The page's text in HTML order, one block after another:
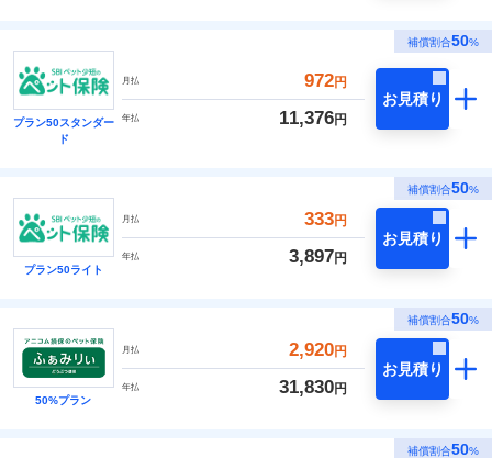
補償割合50%
プラン50スタンダー
ド
月払 972円
年払 11,376円
お見積り
補償割合50%
プラン50ライト
月払 333円
年払 3,897円
お見積り
補償割合50%
50%プラン
月払 2,920円
年払 31,830円
お見積り
補償割合50%